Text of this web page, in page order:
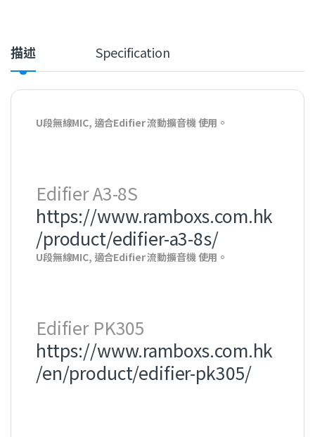
描述 Specification
U段無線MIC, 適合Edifier 流動擴音機 使用。
Edifier A3-8S
https://www.ramboxs.com.hk
/product/edifier-a3-8s/
U段無線MIC, 適合Edifier 流動擴音機 使用。
Edifier PK305
https://www.ramboxs.com.hk
/en/product/edifier-pk305/